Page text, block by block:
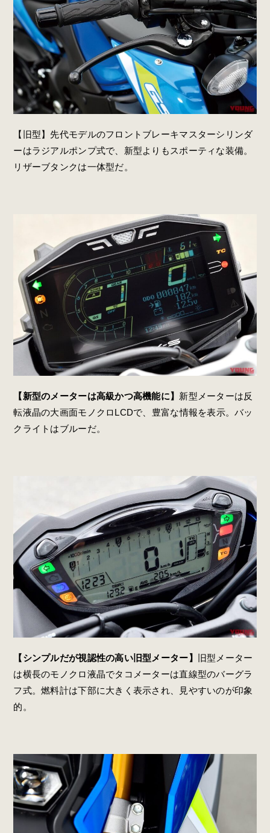
【旧型】先代モデルのフロントブレーキマスターシリンダ
ーはラジアルポンプ式で、新型よりもスポーティな装備。
リザーブタンクは一体型だ。
【新型のメーターは高級かつ高機能に】 新型メーターは反
転液晶の大画面モノクロLCDで、豊富な情報を表示。バッ
クライトはブルーだ。
【シンプルだが視認性の高い旧型メーター】
旧型メーター
は横長のモノクロ液晶でタコメーターは直線型のバーグラ
フ式。燃料計は下部に大きく表示され、見やすいのが印象
的。